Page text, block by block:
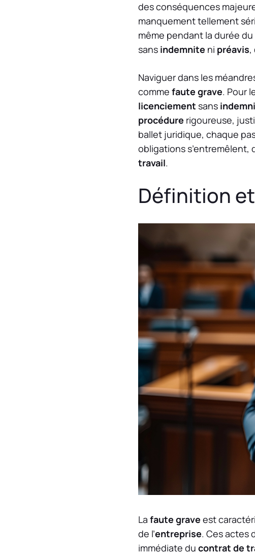
des conséquences
manquement tellement
même pendant la durée du
sans indemnite ni préavis,
Naviguer dans les
comme faute grave. Pour
licenciement sans
procédure rigoureuse,
ballet juridique, chaque
obligations
travail.
Définition
La faute grave est
de l’entreprise. Ces actes
immédiate du contrat de